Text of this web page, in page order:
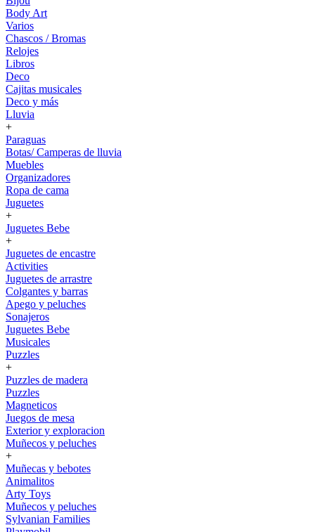
Body Art
Varios
Chascos / Bromas
Relojes
Libros
Deco
Cajitas musicales
Deco y más
Lluvia
+
Paraguas
Botas/ Camperas de lluvia
Muebles
Organizadores
Ropa de cama
Juguetes
+
Juguetes Bebe
+
Juguetes de encastre
Activities
Juguetes de arrastre
Colgantes y barras
Apego y peluches
Sonajeros
Juguetes Bebe
Musicales
Puzzles
+
Puzzles de madera
Puzzles
Magneticos
Juegos de mesa
Exterior y exploracion
Muñecos y peluches
+
Muñecas y bebotes
Animalitos
Arty Toys
Muñecos y peluches
Sylvanian Families